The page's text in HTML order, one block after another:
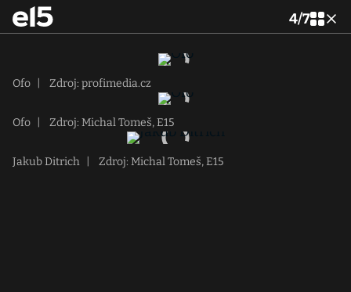
4/7
Ofo Zdroj: profimedia.cz
Ofo Zdroj: Michal Tomeš, E15
Jakub Ditrich Zdroj: Michal Tomeš, E15